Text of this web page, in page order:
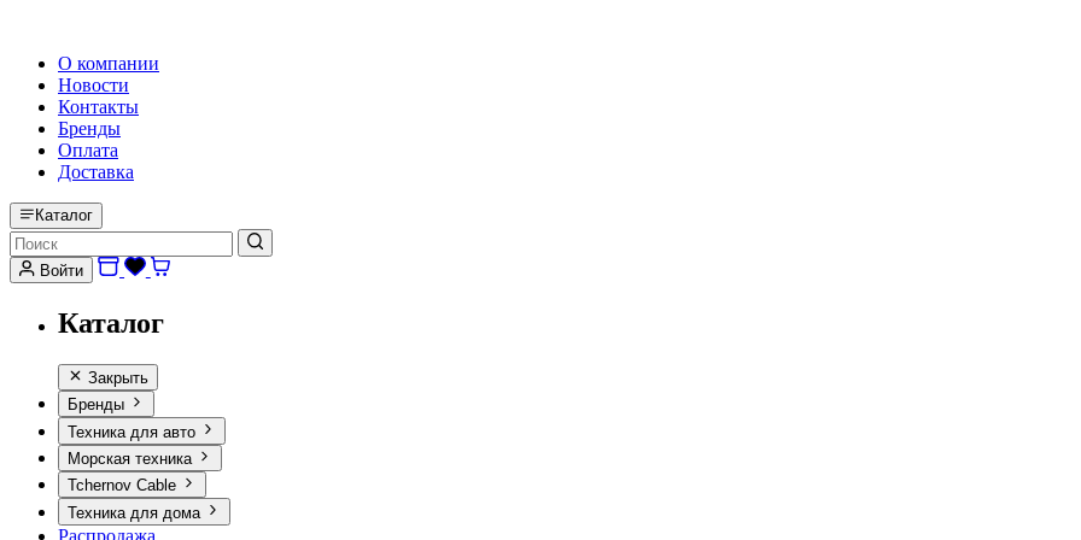
О компании
Новости
Контакты
Бренды
Оплата
Доставка
Каталог
Войти
Каталог
Закрыть
Бренды
Техника для авто
Морская техника
Tchernov Cable
Техника для дома
Распродажа